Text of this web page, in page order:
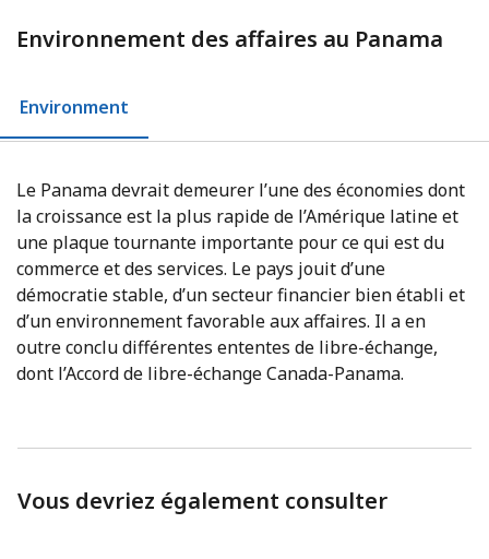
Environnement des affaires au Panama
Environment
Le Panama devrait demeurer l’une des économies dont
la croissance est la plus rapide de l’Amérique latine et
une plaque tournante importante pour ce qui est du
commerce et des services. Le pays jouit d’une
démocratie stable, d’un secteur financier bien établi et
d’un environnement favorable aux affaires. Il a en
outre conclu différentes ententes de libre-échange,
dont l’Accord de libre-échange Canada-Panama.
Vous devriez également consulter